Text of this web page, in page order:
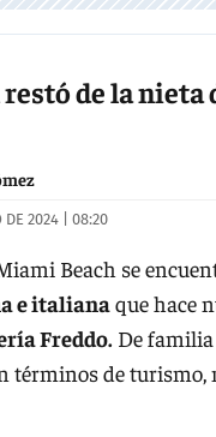
restó de la
DE 2024 | 08:20
Beach se
e italianaque hace
Freddo. De
términos de turismo,